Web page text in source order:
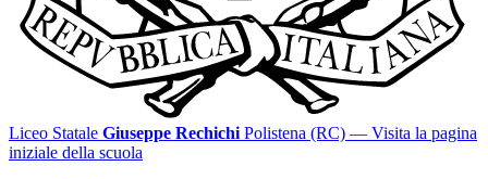
Liceo Statale Giuseppe Rechichi Polistena (RC) — Visita la pagina
iniziale della scuola